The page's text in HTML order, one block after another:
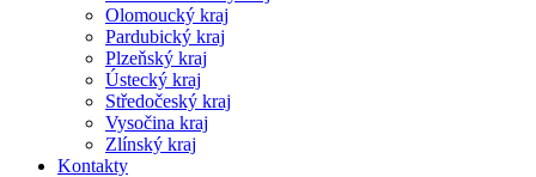
Olomoucký kraj
Pardubický kraj
Plzeňský kraj
Ústecký kraj
Středočeský kraj
Vysočina kraj
Zlínský kraj
Kontakty